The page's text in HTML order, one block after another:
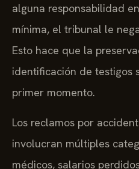
alguna responsabilidad
mínima, el tribunal le
Esto hace que la
identificación de testigos
primer momento.
Los reclamos por
involucran múltiples
médicos, salarios